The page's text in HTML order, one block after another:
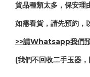
貨品種類太多，保安理
如需看貨，請先預約，
>>請Whatsapp我們
(我們不回收二手玉器